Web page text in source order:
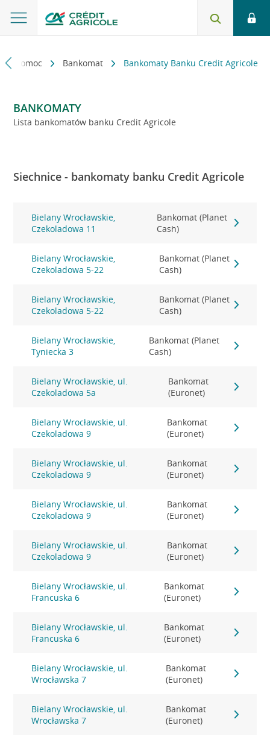
i pomoc Bankomat Bankomaty Banku Credit Agricole
BANKOMATY
Lista bankomatów banku Credit Agricole
Siechnice - bankomaty banku Credit Agricole
Bielany Wrocławskie,
Czekoladowa 11
Bankomat (Planet
Cash)
Bielany Wrocławskie,
Czekoladowa 5-22
Bankomat (Planet
Cash)
Bielany Wrocławskie,
Czekoladowa 5-22
Bankomat (Planet
Cash)
Bielany Wrocławskie,
Tyniecka 3
Bankomat (Planet
Cash)
Bielany Wrocławskie, ul.
Czekoladowa 5a
Bankomat
(Euronet)
Bielany Wrocławskie, ul.
Czekoladowa 9
Bankomat
(Euronet)
Bielany Wrocławskie, ul.
Czekoladowa 9
Bankomat
(Euronet)
Bielany Wrocławskie, ul.
Czekoladowa 9
Bankomat
(Euronet)
Bielany Wrocławskie, ul.
Czekoladowa 9
Bankomat
(Euronet)
Bielany Wrocławskie, ul.
Francuska 6
Bankomat
(Euronet)
Bielany Wrocławskie, ul.
Francuska 6
Bankomat
(Euronet)
Bielany Wrocławskie, ul.
Wrocławska 7
Bankomat
(Euronet)
Bielany Wrocławskie, ul.
Wrocławska 7
Bankomat
(Euronet)